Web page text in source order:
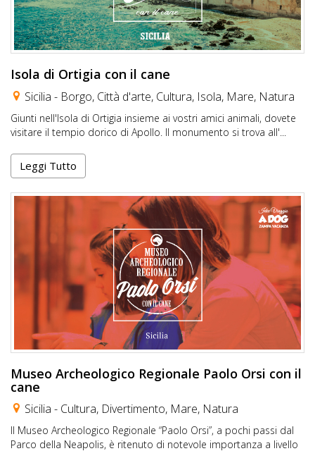
Isola di Ortigia con il cane
Sicilia - Borgo, Città d'arte, Cultura, Isola, Mare, Natura
Giunti nell'Isola di Ortigia insieme ai vostri amici animali, dovete
visitare il tempio dorico di Apollo. Il monumento si trova all'...
Leggi Tutto
Museo Archeologico Regionale Paolo Orsi con il
cane
Sicilia - Cultura, Divertimento, Mare, Natura
Il Museo Archeologico Regionale “Paolo Orsi”, a pochi passi dal
Parco della Neapolis, è ritenuto di notevole importanza a livello